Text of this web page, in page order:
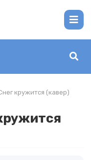
кружится (кавер)